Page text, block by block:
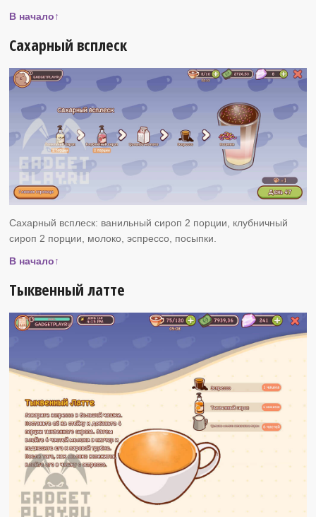
В начало↑
Сахарный всплеск
Сахарный всплеск: ванильный сироп 2 порции, клубничный
сироп 2 порции, молоко, эспрессо, посыпки.
В начало↑
Тыквенный латте